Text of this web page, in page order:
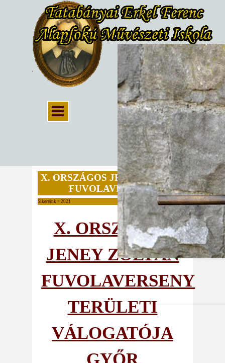
X. ORSZÁGOS JENEY ZOLTÁN
FUVOLAVERSENY
Sikereink > 2021
X. ORSZÁGOS
JENEY ZOLTÁN
FUVOLAVERSENY
TERÜLETI
VÁLOGATÓJA
GYŐR